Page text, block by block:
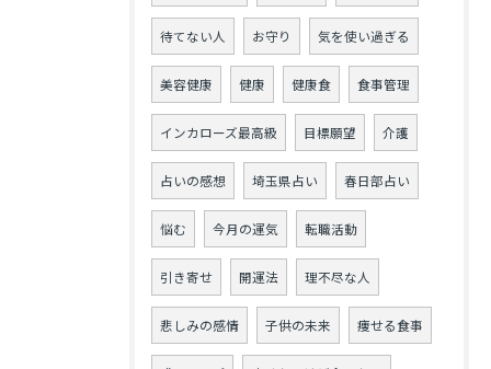
待てない人 お守り 気を使い過ぎる
美容健康 健康 健康食 食事管理
インカローズ最高級 目標願望 介護
占いの感想 埼玉県占い 春日部占い
悩む 今月の運気 転職活動
引き寄せ 開運法 理不尽な人
悲しみの感情 子供の未来 痩せる食事